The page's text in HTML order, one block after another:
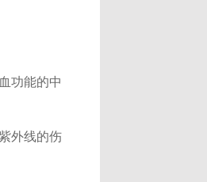
功能的中
外线的伤